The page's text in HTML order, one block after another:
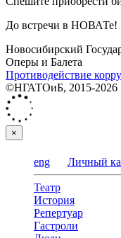
До встречи в НОВАТе!
Новосибирский
Оперы и Балета
Противодействие
©НГАТОиБ, 2015-2026
×
eng Личный
Театр
История
Репертуар
Гастроли